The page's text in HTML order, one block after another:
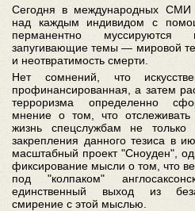
Сегодня в международных СМИ
над каждым индивидом с
перманентно
запугивающие темы — мировой
и неотвратимость смерти.
Нет сомнений, что
профинансированная, а затем
терроризма определенно
мнение о том, что отслеживать
жизнь спецслужбам не
закрепления данного тезиса в
масштабный проект "Сноуден",
фиксирование мысли о том, что
под "колпаком"
единственный выход из
смирение с этой мыслью.